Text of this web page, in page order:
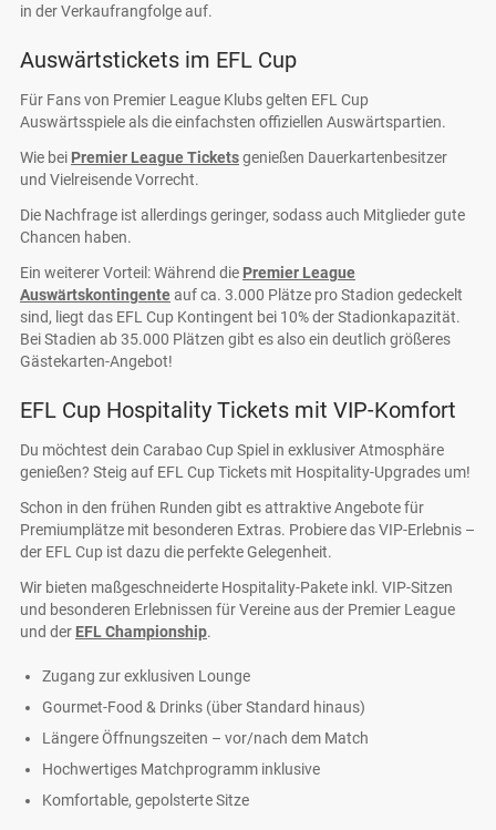
in der Verkaufrangfolge auf.
Auswärtstickets im EFL Cup
Für Fans von Premier League Klubs gelten EFL Cup
Auswärtsspiele als die einfachsten offiziellen Auswärtspartien.
Wie bei Premier League Ticketsgenießen Dauerkartenbesitzer
und Vielreisende Vorrecht.
Die Nachfrage ist allerdings geringer, sodass auch Mitglieder gute
Chancen haben.
Ein weiterer Vorteil: Während die Premier League
Auswärtskontingenteauf ca. 3.000 Plätze pro Stadion gedeckelt
sind, liegt das EFL Cup Kontingent bei 10% der Stadionkapazität.
Bei Stadien ab 35.000 Plätzen gibt es also ein deutlich größeres
Gästekarten-Angebot!
EFL Cup Hospitality Tickets mit VIP-Komfort
Du möchtest dein Carabao Cup Spiel in exklusiver Atmosphäre
genießen? Steig auf EFL Cup Tickets mit Hospitality-Upgrades um!
Schon in den frühen Runden gibt es attraktive Angebote für
Premiumplätze mit besonderen Extras. Probiere das VIP-Erlebnis –
der EFL Cup ist dazu die perfekte Gelegenheit.
Wir bieten maßgeschneiderte Hospitality-Pakete inkl. VIP-Sitzen
und besonderen Erlebnissen für Vereine aus der Premier League
und der EFL Championship.
Zugang zur exklusiven Lounge
Gourmet-Food & Drinks (über Standard hinaus)
Längere Öffnungszeiten – vor/nach dem Match
Hochwertiges Matchprogramm inklusive
Komfortable, gepolsterte Sitze